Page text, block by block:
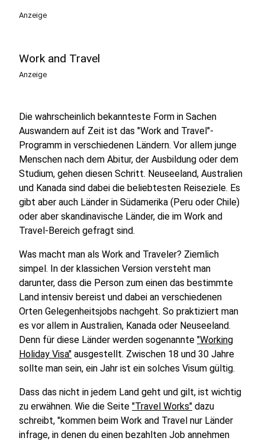
Anzeige
Work and Travel
Anzeige
Die wahrscheinlich bekannteste Form in Sachen
Auswandern auf Zeit ist das "Work and Travel"-
Programm in verschiedenen Ländern. Vor allem junge
Menschen nach dem Abitur, der Ausbildung oder dem
Studium, gehen diesen Schritt. Neuseeland, Australien
und Kanada sind dabei die beliebtesten Reiseziele. Es
gibt aber auch Länder in Südamerika (Peru oder Chile)
oder aber skandinavische Länder, die im Work and
Travel-Bereich gefragt sind.
Was macht man als Work and Traveler? Ziemlich
simpel. In der klassichen Version versteht man
darunter, dass die Person zum einen das bestimmte
Land intensiv bereist und dabei an verschiedenen
Orten Gelegenheitsjobs nachgeht. So praktiziert man
es vor allem in Australien, Kanada oder Neuseeland.
Denn für diese Länder werden sogenannte "Working
Holiday Visa" ausgestellt. Zwischen 18 und 30 Jahre
sollte man sein, ein Jahr ist ein solches Visum gültig.
Dass das nicht in jedem Land geht und gilt, ist wichtig
zu erwähnen. Wie die Seite "Travel Works" dazu
schreibt, "kommen beim Work and Travel nur Länder
infrage, in denen du einen bezahlten Job annehmen